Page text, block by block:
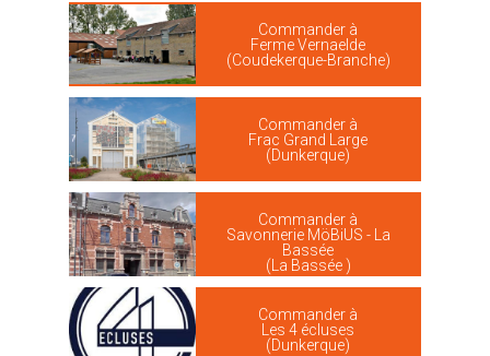
Commander à
Ferme Vernaelde
(Coudekerque-Branche)
Commander à
Frac Grand Large
(Dunkerque)
Commander à
Savonnerie MöBiUS - La
Bassée
(La Bassée )
Commander à
Les 4 écluses
(Dunkerque)